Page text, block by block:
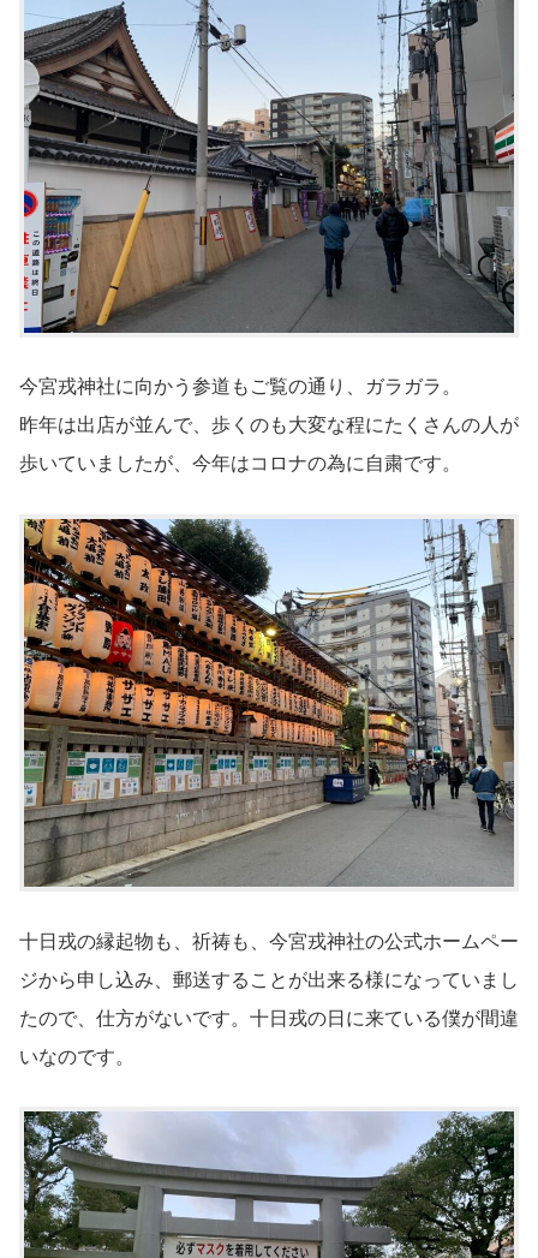
今宮戎神社に向かう参道もご覧の通り、ガラガラ。
昨年は出店が並んで、歩くのも大変な程にたくさんの人が
歩いていましたが、今年はコロナの為に自粛です。
十日戎の縁起物も、祈祷も、今宮戎神社の公式ホームペー
ジから申し込み、郵送することが出来る様になっていまし
たので、仕方がないです。十日戎の日に来ている僕が間違
いなのです。